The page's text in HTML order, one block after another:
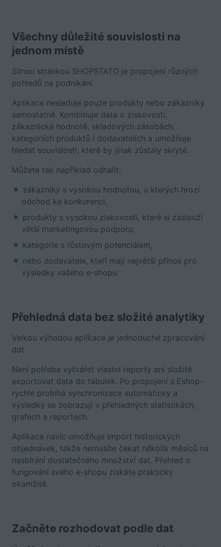
Všechny důležité souvislosti na
jednom místě
Silnou stránkou SHOPSTATO je propojení různých
pohledů na podnikání.
Aplikace nesleduje pouze produkty nebo zákazníky
samostatně. Kombinuje data o ziskovosti,
zákaznické hodnotě, skladových zásobách,
kategoriích produktů i dodavatelích a umožňuje
hledat souvislosti, které by jinak zůstaly skryté.
Můžete tak například odhalit:
zákazníky s vysokou hodnotou, u kterých hrozí
odchod ke konkurenci,
produkty s vysokou ziskovostí, které si zaslouží
větší marketingovou podporu,
kategorie s růstovým potenciálem,
nebo dodavatele, kteří mají největší přínos pro
výsledky vašeho e-shopu.
Přehledná data bez složité analytiky
Velkou výhodou aplikace je jednoduché zpracování
dat.
Není potřeba vytvářet vlastní reporty ani složitě
exportovat data do tabulek. Po propojení s Eshop-
rychle probíhá synchronizace automaticky a
výsledky se zobrazují v přehledných statistikách,
grafech a reportech.
Aplikace navíc umožňuje import historických
objednávek, takže nemusíte čekat několik měsíců na
nasbírání dostatečného množství dat. Přehled o
fungování svého e-shopu získáte prakticky
okamžitě.
Začněte rozhodovat podle dat